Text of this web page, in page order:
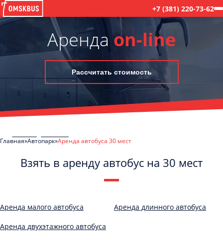
+7 (381) 220-73-62
Аренда on-line
Рассчитать стоимость
Главная Автопарк Аренда автобуса 30 мест
Взять в аренду автобус на 30 мест
Аренда малого автобуса Аренда длинного автобуса
Аренда двухэтажного автобуса
обработку моих Персональных данных